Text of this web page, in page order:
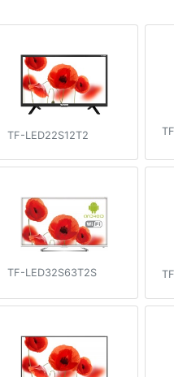
TF-LED22S12T2
TF-LED32S63T2S